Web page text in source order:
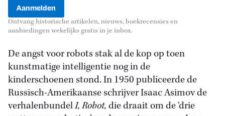
Ontvang historische artikelen, nieuws, boekrecensies en
aanbiedingen wekelijks gratis in je inbox.
De angst voor robots stak al de kop op toen
kunstmatige intelligentie nog in de
kinderschoenen stond. In 1950 publiceerde de
Russisch-Amerikaanse schrijver Isaac Asimov de
verhalenbundelI, Robot,die draait om de ‘drie